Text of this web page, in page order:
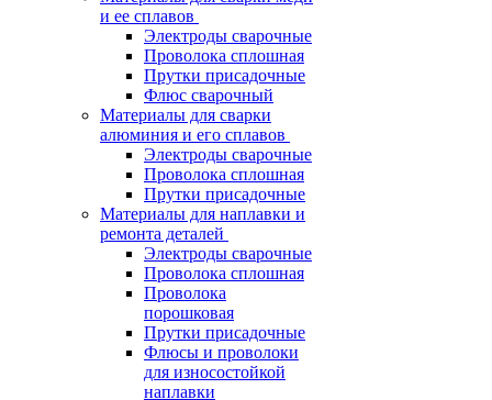
и ее сплавов
Электроды сварочные
Проволока сплошная
Прутки присадочные
Флюс сварочный
Материалы для сварки
алюминия и его сплавов
Электроды сварочные
Проволока сплошная
Прутки присадочные
Материалы для наплавки и
ремонта деталей
Электроды сварочные
Проволока сплошная
Проволока
порошковая
Прутки присадочные
Флюсы и проволоки
для износостойкой
наплавки